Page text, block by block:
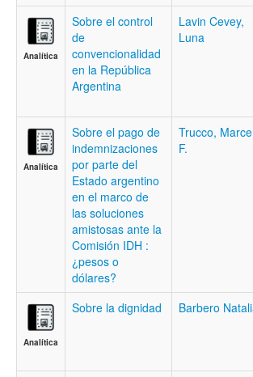
Analítica
Sobre el control
de
convencionalidad
en la República
Argentina
Lavin Cevey,
Luna
Analítica
Sobre el pago de
indemnizaciones
por parte del
Estado argentino
en el marco de
las soluciones
amistosas ante la
Comisión IDH :
¿pesos o
dólares?
Trucco,
F.
Analítica
Sobre la dignidad Barbero